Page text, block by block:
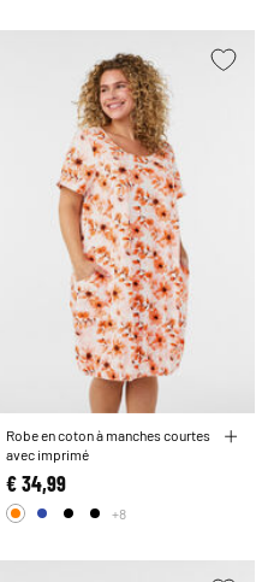
Robe en coton à manches courtes
avec imprimé
€ 34,99
+8